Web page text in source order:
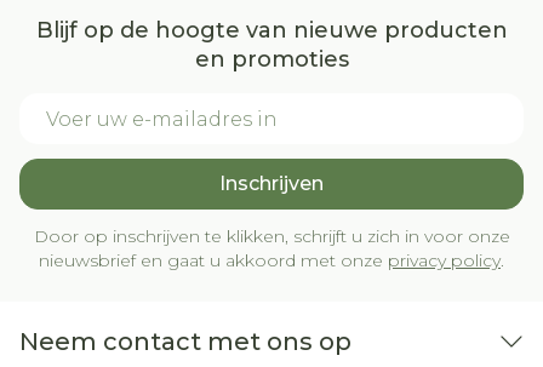
Blijf op de hoogte van nieuwe producten
en promoties
Inschrijven
Door op inschrijven te klikken, schrijft u zich in voor onze
nieuwsbrief en gaat u akkoord met onze privacy policy.
Neem contact met ons op